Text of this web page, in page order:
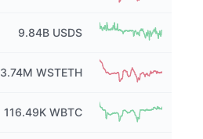
9.84B USDS
3.74M WSTETH
116.49K WBTC